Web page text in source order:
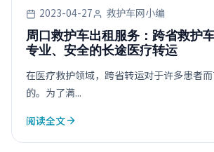
2023-04-27 救护车网小编
周口救护车出租服务：跨省救护
专业、安全的长途医疗转运
在医疗救护领域，跨省转运对于许多患者
的。为了满...
阅读全文